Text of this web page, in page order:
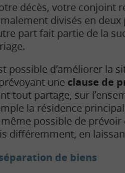
décès, votre conjoint
divisés en deux
part fait partie de la
possible d’améliorer la
une clause de
tout partage, sur
la résidence
possible de
différemment, en
de biens